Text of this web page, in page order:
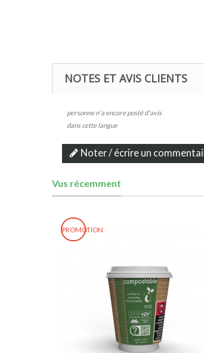
NOTES ET AVIS CLIENTS
personne n'a encore posté d'avis
dans cette langue
Noter / écrire un
Vus récemment
PROMOTION